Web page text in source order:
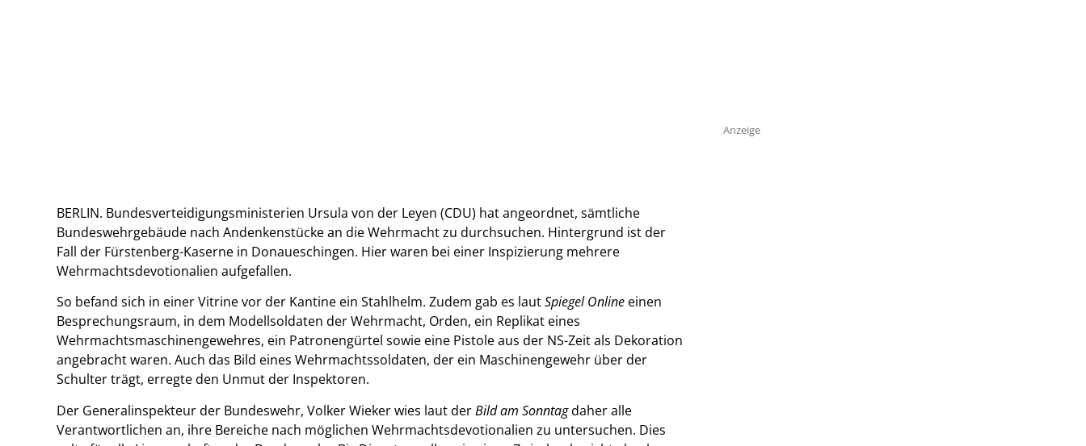
BERLIN. Bundesverteidigungsministerien Ursula von der Leyen (CDU) hat angeordnet, sämtliche
Bundeswehrgebäude nach Andenkenstücke an die Wehrmacht zu durchsuchen. Hintergrund ist der
Fall der Fürstenberg-Kaserne in Donaueschingen. Hier waren bei einer Inspizierung mehrere
Wehrmachtsdevotionalien aufgefallen.
So befand sich in einer Vitrine vor der Kantine ein Stahlhelm. Zudem gab es lautSpiegel Online einen
Besprechungsraum, in dem Modellsoldaten der Wehrmacht, Orden, ein Replikat eines
Wehrmachtsmaschinengewehres, ein Patronengürtel sowie eine Pistole aus der NS-Zeit als Dekoration
angebracht waren. Auch das Bild eines Wehrmachtssoldaten, der ein Maschinengewehr über der
Schulter trägt, erregte den Unmut der Inspektoren.
Der Generalinspekteur der Bundeswehr, Volker Wieker wies laut derBild am Sonntagdaher alle
Verantwortlichen an, ihre Bereiche nach möglichen Wehrmachtsdevotionalien zu untersuchen. Dies
Anzeige